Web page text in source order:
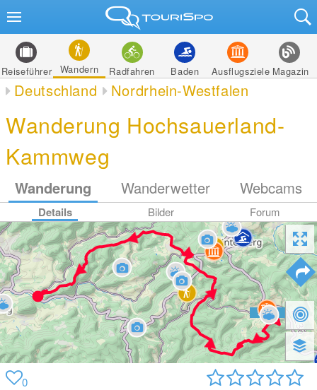
Reiseführer Wandern Radfahren Baden Ausflugsziele Magazin
Deutschland Nordrhein-Westfalen
Wanderung Hochsauerland-
Kammweg
Wanderung Wanderwetter Webcams
Details Bilder Forum
0